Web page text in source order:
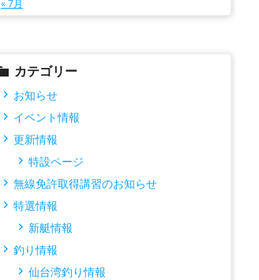
« 7月
カテゴリー
お知らせ
イベント情報
更新情報
特設ページ
無線免許取得講習のお知らせ
特選情報
新艇情報
釣り情報
仙台湾釣り情報